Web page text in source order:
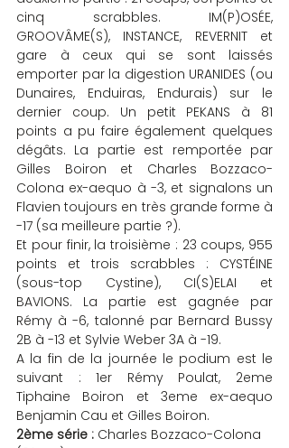
cinq scrabbles. IM(P)OSÉE,
GROOVÂME(S), INSTANCE, REVERNIT et
gare à ceux qui se sont laissés
emporter par la digestion URANIDES (ou
Dunaires, Enduiras, Endurais) sur le
dernier coup. Un petit PEKANS à 81
points a pu faire également quelques
dégâts. La partie est remportée par
Gilles Boiron et Charles Bozzaco-
Colona ex-aequo à -3, et signalons un
Flavien toujours en très grande forme à
-17 (sa meilleure partie ?).
Et pour finir, la troisième : 23 coups, 955
points et trois scrabbles : CYSTÉINE
(sous-top Cystine), CI(S)ELAI et
BAVIONS. La partie est gagnée par
Rémy à -6, talonné par Bernard Bussy
2B à -13 et Sylvie Weber 3A à -19.
A la fin de la journée le podium est le
suivant : 1er Rémy Poulat, 2eme
Tiphaine Boiron et 3eme ex-aequo
Benjamin Cau et Gilles Boiron.
2ème série : Charles Bozzaco-Colona